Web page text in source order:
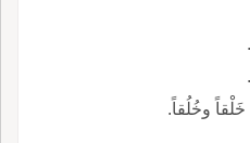
وخُلُقاً.